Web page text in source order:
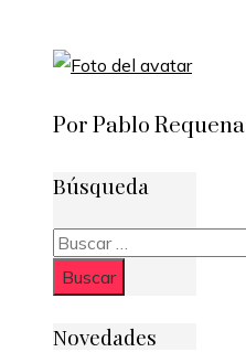
Por Pablo Requena
Búsqueda
Buscar:
Novedades